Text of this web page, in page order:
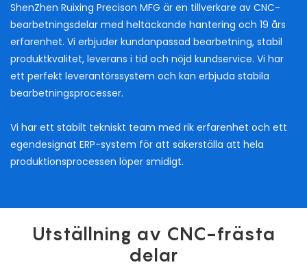
ShenZhen Ruixing Precison MFG är en tillverkare av CNC-
bearbetningsdelar med heltäckande hantering och 19 års
erfarenhet. Vi erbjuder kundanpassad bearbetning, stabil
produktkvalitet, leverans i tid och nöjd kundservice. Vi har
ett perfekt leverantörssystem och kan erbjuda stabila
bearbetningsprocesser.
Vi har ett stabilt tekniskt team med rik erfarenhet och ett
egendesignat ERP-system för att säkerställa att hela
produktionsprocessen löper smidigt.
Utställning av CNC-frästa
delar